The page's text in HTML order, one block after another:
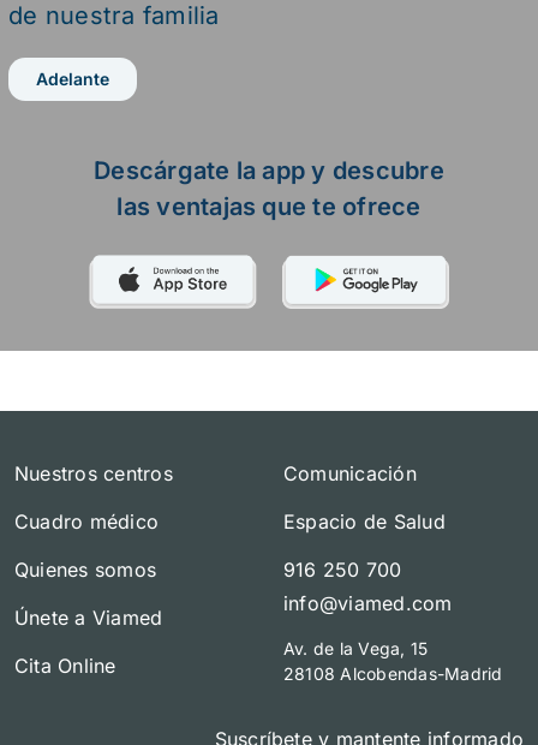
Descárgate la app y descubre
las ventajas que te ofrece
de nuestra familia
Adelante
Nuestros centros
Cuadro médico
Quienes somos
Únete a Viamed
Cita Online
Comunicación
Espacio de Salud
916 250 700
info@viamed.com
Av. de la Vega, 15
28108 Alcobendas-Madrid
Suscríbete y mantente informado